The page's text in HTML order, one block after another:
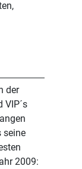
der
VIP´s
seine
2009: